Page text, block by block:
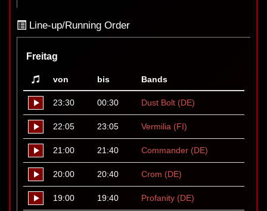
Line-up/Running Order
Freitag
von bis Bands
23:30 00:30 Dust Bolt (DE)
22:05 23:05 Vermilia (FI)
21:00 21:40 Commander (DE)
20:00 20:40 Crom (DE)
19:00 19:40 Profanity (DE)